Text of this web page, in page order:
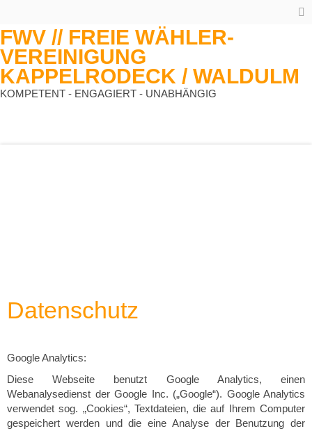
FWV // FREIE WÄHLER-
VEREINIGUNG
KAPPELRODECK / WALDULM
KOMPETENT - ENGAGIERT - UNABHÄNGIG
Datenschutz
Google Analytics:
Diese Webseite benutzt Google Analytics, einen
Webanalysedienst der Google Inc. („Google“). Google Analytics
verwendet sog. „Cookies“, Textdateien, die auf Ihrem Computer
gespeichert werden und die eine Analyse der Benutzung der